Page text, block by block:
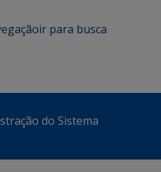
ir para busca
do Sistema